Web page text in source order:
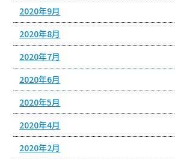
2020年9月
2020年8月
2020年7月
2020年6月
2020年5月
2020年4月
2020年2月